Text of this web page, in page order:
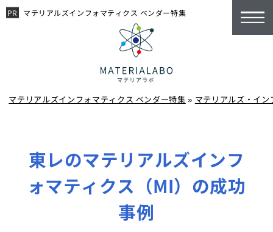
マテリアルズインフォマティクス ベンダー特集
マテリアルズインフォマティクス ベンダー特集 » マテリアルズ・イ
東レのマテリアルズインフ
ォマティクス（MI）の成功
事例